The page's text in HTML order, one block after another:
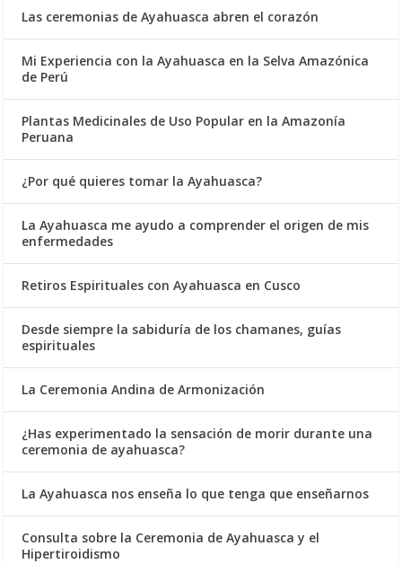
Las ceremonias de Ayahuasca abren el corazón
Mi Experiencia con la Ayahuasca en la Selva Amazónica
de Perú
Plantas Medicinales de Uso Popular en la Amazonía
Peruana
¿Por qué quieres tomar la Ayahuasca?
La Ayahuasca me ayudo a comprender el origen de mis
enfermedades
Retiros Espirituales con Ayahuasca en Cusco
Desde siempre la sabiduría de los chamanes, guías
espirituales
La Ceremonia Andina de Armonización
¿Has experimentado la sensación de morir durante una
ceremonia de ayahuasca?
La Ayahuasca nos enseña lo que tenga que enseñarnos
Consulta sobre la Ceremonia de Ayahuasca y el
Hipertiroidismo